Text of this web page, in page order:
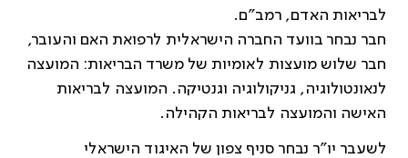
לבריאות האדם, רמב"ם.
חבר נבחר בוועד החברה הישראלית לרפואת האם והעובר,
חבר שלוש מועצות לאומיות של משרד הבריאות: המועצה
לנאונטולוגיה, גניקולוגיה וגנטיקה. המועצה לבריאות
האישה והמועצה לבריאות הקהילה.
לשעבר יו"ר נבחר סניף צפון של האיגוד הישראלי